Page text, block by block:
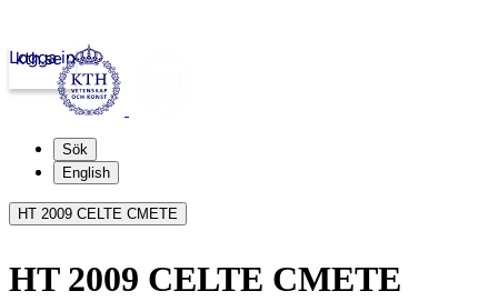
kth.se
Logga in
Sök
English
HT 2009 CELTE CMETE
HT 2009 CELTE CMETE